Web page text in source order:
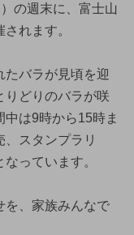
の週末に、富士山
れます。
たバラが見頃を迎
りどりのバラが咲
は9時から15時ま
スタンプラリ
っています。
を、家族みんなで